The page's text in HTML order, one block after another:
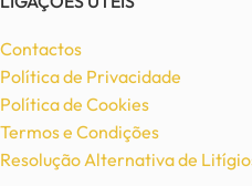
Contactos
Política de Privacidade
Política de Cookies
Termos e Condições
Resolução Alternativa de